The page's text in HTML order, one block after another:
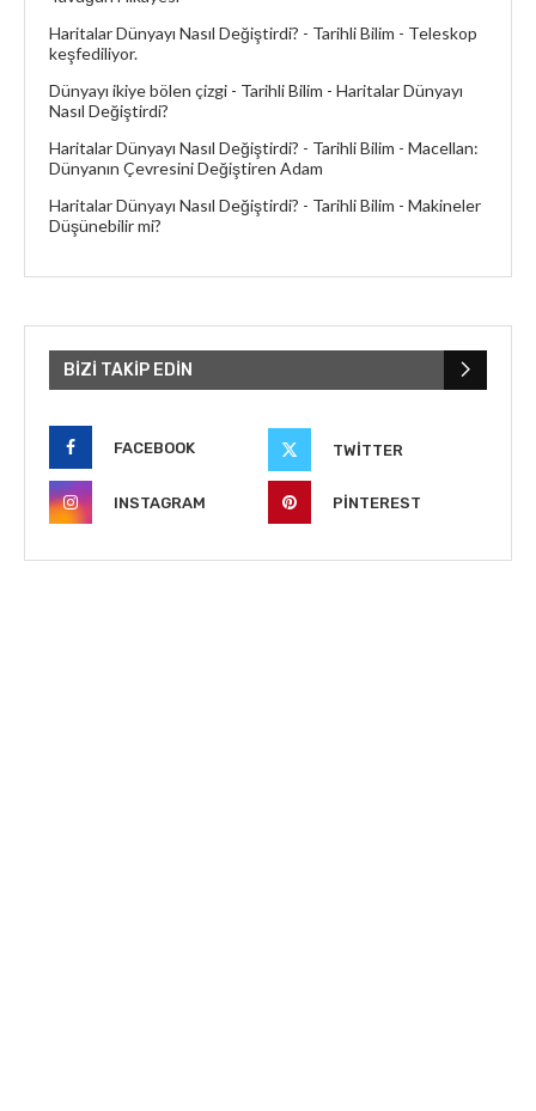
Haritalar Dünyayı Nasıl Değiştirdi? - Tarihli Bilim - Teleskop
keşfediliyor.
Dünyayı ikiye bölen çizgi - Tarihli Bilim - Haritalar Dünyayı
Nasıl Değiştirdi?
Haritalar Dünyayı Nasıl Değiştirdi? - Tarihli Bilim - Macellan:
Dünyanın Çevresini Değiştiren Adam
Haritalar Dünyayı Nasıl Değiştirdi? - Tarihli Bilim - Makineler
Düşünebilir mi?
BIZI TAKIP EDIN
FACEBOOK TWITTER
INSTAGRAM PINTEREST